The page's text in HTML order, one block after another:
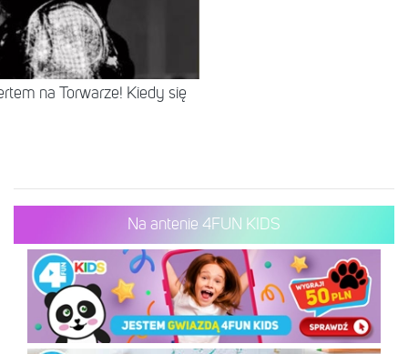
na Torwarze! Kiedy się
Na antenie 4FUN KIDS